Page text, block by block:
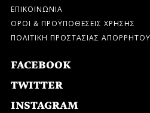
ΕΠΙΚΟΙΝΩΝΙΑ
ΟΡΟΙ & ΠΡΟΫΠΟΘΕΣΕΙΣ ΧΡΗΣΗΣ
ΠΟΛΙΤΙΚΗ ΠΡΟΣΤΑΣΙΑΣ ΑΠΟΡΡΗΤΟΥ
FACEBOOK
TWITTER
INSTAGRAM